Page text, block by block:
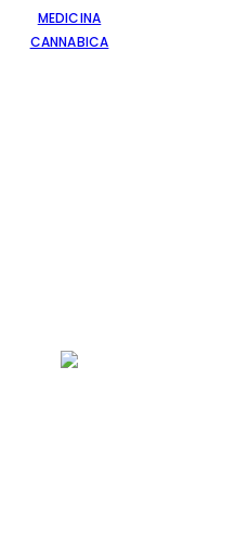
MEDICINA
CANNABICA